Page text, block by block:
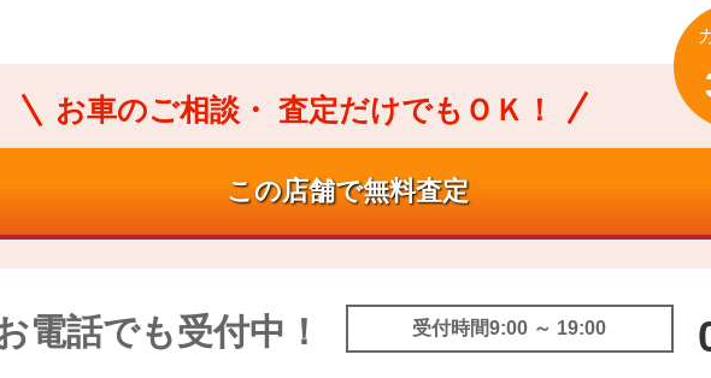
お車のご相談・ 査定だけでもＯＫ！
電話でも受付中！ 受付時間9:00 ～ 19:00